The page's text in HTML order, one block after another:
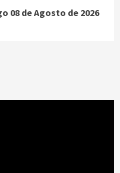
08 de Agosto de 2026